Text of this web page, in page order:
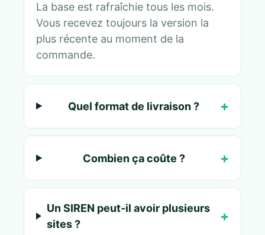
La base est rafraîchie tous les mois.
Vous recevez toujours la version la
plus récente au moment de la
commande.
Quel format de livraison ?
Combien ça coûte ?
Un SIREN peut-il avoir plusieurs
sites ?